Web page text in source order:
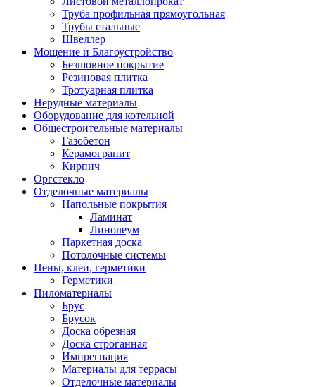
Труба профильная прямоугольная
Трубы стальные
Швеллер
Мощение и Благоустройство
Безшовное покрытие
Резиновая плитка
Тротуарная плитка
Нерудные материалы
Оборудование для котельной
Общестроительные материалы
Газобетон
Керамогранит
Кирпич
Оргстекло
Отделочные материалы
Напольные покрытия
Ламинат
Линолеум
Паркетная доска
Потолочные системы
Пены, клеи, герметики
Герметики
Пиломатериалы
Брус
Брусок
Доска обрезная
Доска строганная
Импрегнация
Материалы для террасы
Отделочные материалы